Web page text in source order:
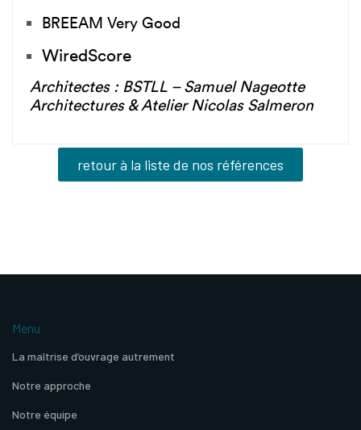
BREEAM Very Good
WiredScore
Architectes : BSTLL – Samuel Nageotte
Architectures & Atelier Nicolas Salmeron
retour à la liste de nos références
Menu
La maîtrise d’ouvrage autrement
Notre approche
Notre équipe